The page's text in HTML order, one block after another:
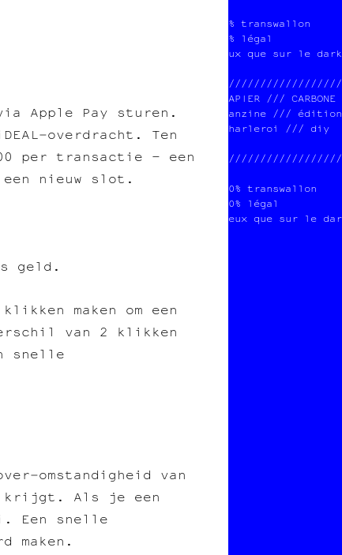
%
%
ux que sur le
APIER ///
anzine ///
harleroi ///
0%
0%
eux que sur le
Apple Pay sturen.
Ten
per transactie – een
nieuw slot.
geld.
maken om een
van 2 klikken
snelle
van
krijgt. Als je een
Een snelle
maken.